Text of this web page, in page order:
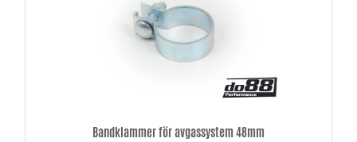
Bandklammer för avgassystem 48mm